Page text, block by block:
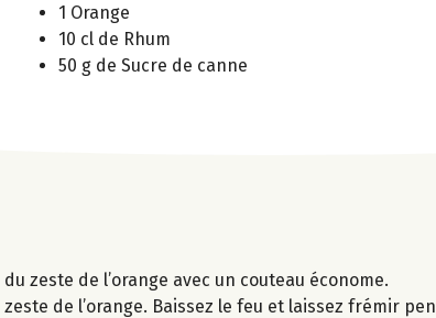
1 Orange
10 cl de Rhum
50 g de Sucre de canne
zeste de l’orange avec un couteau économe.
de l’orange. Baissez le feu et laissez frémir